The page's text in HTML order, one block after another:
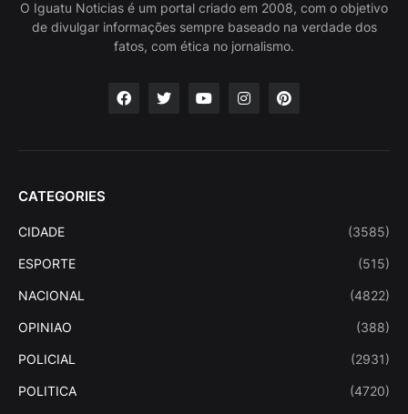
O Iguatu Noticias é um portal criado em 2008, com o objetivo
de divulgar informações sempre baseado na verdade dos
fatos, com ética no jornalismo.
CATEGORIES
CIDADE (3585)
ESPORTE (515)
NACIONAL (4822)
OPINIAO (388)
POLICIAL (2931)
POLITICA (4720)